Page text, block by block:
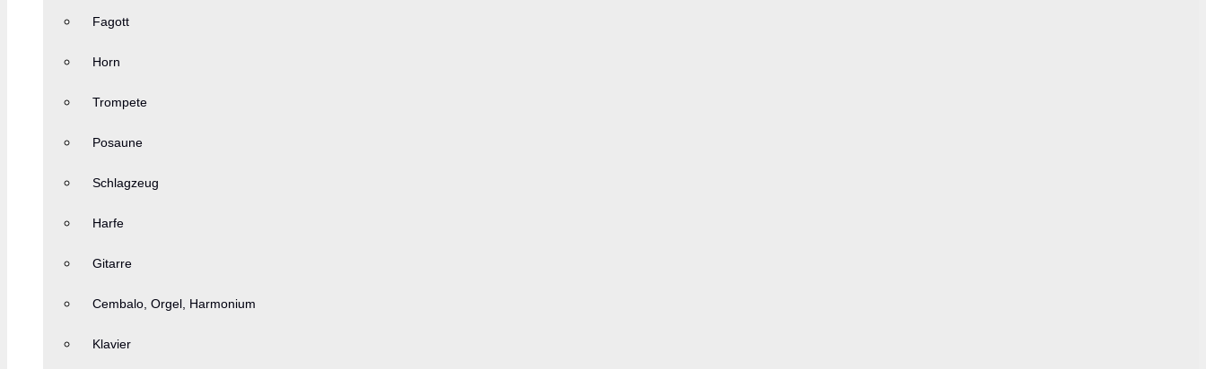
Fagott
Horn
Trompete
Posaune
Schlagzeug
Harfe
Gitarre
Cembalo, Orgel, Harmonium
Klavier